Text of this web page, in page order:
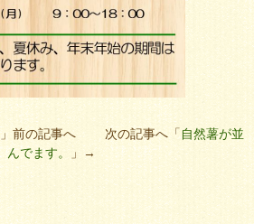
」前の記事へ 次の記事へ「自然薯が並
んでます。
」→